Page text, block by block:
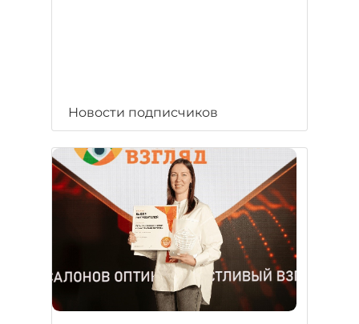
Новости подписчиков